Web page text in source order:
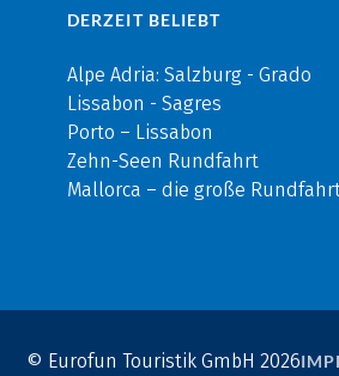
DERZEIT BELIEBT
Alpe Adria: Salzburg - Grado
Lissabon - Sagres
Porto – Lissabon
Zehn-Seen Rundfahrt
Mallorca – die große
© Eurofun Touristik GmbH 2026